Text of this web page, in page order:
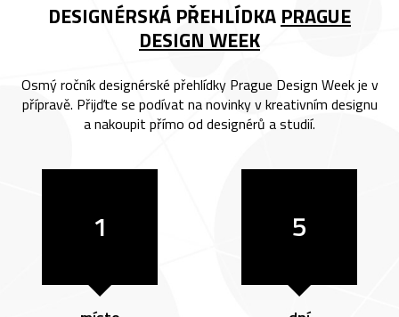
DESIGNÉRSKÁ PŘEHLÍDKA PRAGUE
DESIGN WEEK
Osmý ročník designérské přehlídky Prague Design Week je v
přípravě. Přijďte se podívat na novinky v kreativním designu
a nakoupit přímo od designérů a studií.
1 5